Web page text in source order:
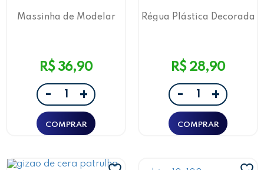
Massinha de Modelar
R$ 36,90
- +
Régua Plástica Decorada
R$ 28,90
- +